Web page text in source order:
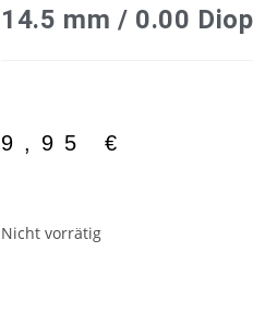
14.5 mm / 0.00
9,95 €
Nicht vorrätig